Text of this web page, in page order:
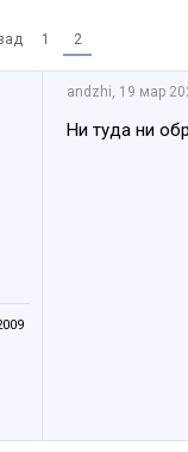
1 2
аndzhi, 19 мар
Ни туда ни